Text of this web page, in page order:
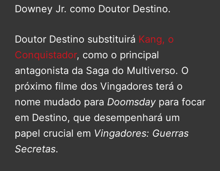
Downey Jr. como Doutor Destino.
Doutor Destino substituirá Kang, o
Conquistador, como o principal
antagonista da Saga do Multiverso. O
próximo filme dos Vingadores terá o
nome mudado para Doomsday para focar
em Destino, que desempenhará um
papel crucial em Vingadores: Guerras
Secretas.